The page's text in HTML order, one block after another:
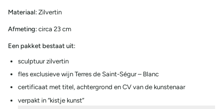
Materiaal: Zilvertin
Afmeting: circa 23 cm
Een pakket bestaat uit:
sculptuur zilvertin
fles exclusieve wijn Terres de Saint-Ségur – Blanc
certificaat met titel, achtergrond en CV van de kunstenaar
verpakt in “kistje kunst”